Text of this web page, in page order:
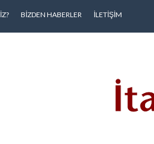
BIZDEN HABERLER İLETIŞIM